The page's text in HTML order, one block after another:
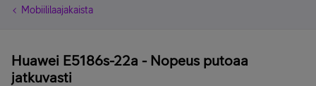
Mobiililaajakaista
Huawei E5186s-22a - Nopeus putoaa
jatkuvasti